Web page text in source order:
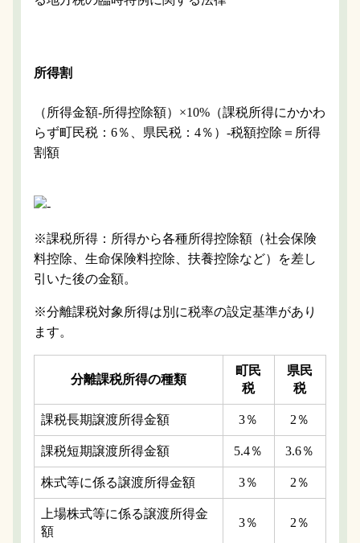
所得割
（所得金額-所得控除額）×10%（課税所得にかかわ
らず町民税：6％、県民税：4％）-税額控除＝所得
割額
※課税所得：所得から各種所得控除額（社会保険
料控除、生命保険料控除、扶養控除など）を差し
引いた後の金額。
※分離課税対象所得は別に税率の設定基準があり
ます。
分離課税所得の種類
町民
税
県民
税
課税長期譲渡所得金額 3％ 2％
課税短期譲渡所得金額 5.4％ 3.6％
株式等に係る譲渡所得金額 3％ 2％
上場株式等に係る譲渡所得金
額
3％ 2％